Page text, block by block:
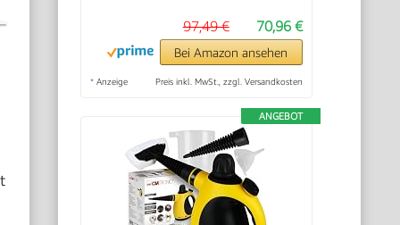
70,96 €
97,49 €
Bei Amazon ansehen
* Anzeige Preis inkl. MwSt., zzgl. Versandkosten
ANGEBOT